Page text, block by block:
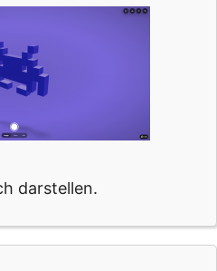
darstellen.